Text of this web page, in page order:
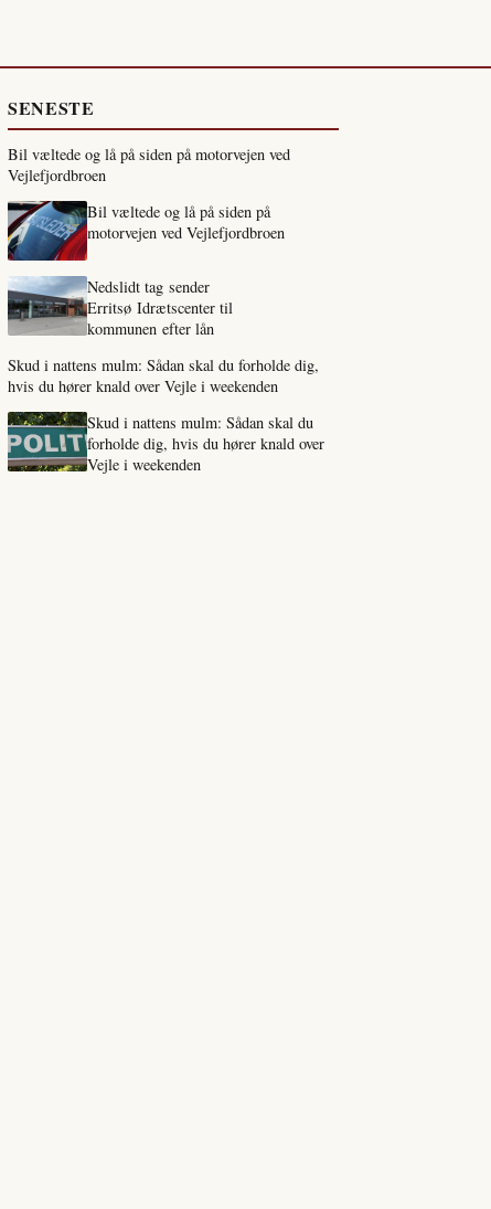
SENESTE
Bil væltede og lå på siden på motorvejen ved
Vejlefjordbroen
Bil væltede og lå på siden på
motorvejen ved Vejlefjordbroen
Nedslidt tag sender
Erritsø Idrætscenter til
kommunen efter lån
Skud i nattens mulm: Sådan skal du forholde dig,
hvis du hører knald over Vejle i weekenden
Skud i nattens mulm: Sådan skal du
forholde dig, hvis du hører knald over
Vejle i weekenden